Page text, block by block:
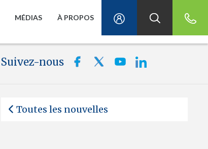
MÉDIAS À PROPOS
Suivez-nous
Toutes les nouvelles